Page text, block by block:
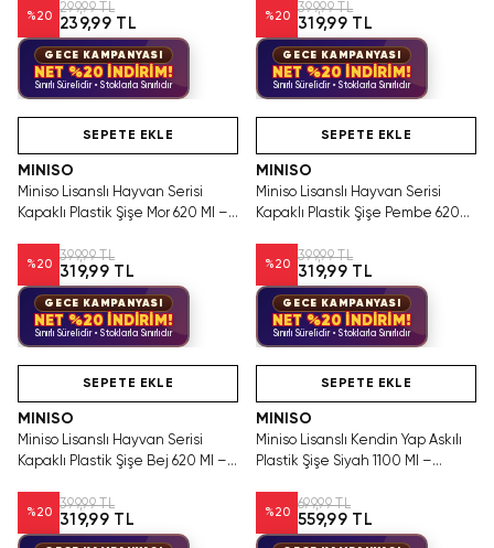
%20
299,99 TL
239,99 TL
GECE KAMPANYASI
NET %20 İNDİRİM!
Sınırlı Sürelidir • Stoklarla Sınırlıdır
%20
399,99 TL
319,99 TL
GECE KAMPANYASI
NET %20 İNDİRİM!
Sınırlı Sürelidir • Stoklarla Sınırlıdır
SEPETE EKLE
MINISO
Miniso Lisanslı Hayvan Serisi
Kapaklı Plastik Şişe Mor 620 Ml –
%20
399,99 TL
319,99 TL
GECE KAMPANYASI
NET %20 İNDİRİM!
Sınırlı Sürelidir • Stoklarla Sınırlıdır
SEPETE EKLE
MINISO
Miniso Lisanslı Hayvan Serisi
Kapaklı Plastik Şişe Pembe 620
%20
399,99 TL
319,99 TL
GECE KAMPANYASI
NET %20 İNDİRİM!
Sınırlı Sürelidir • Stoklarla Sınırlıdır
SEPETE EKLE
MINISO
Miniso Lisanslı Hayvan Serisi
Kapaklı Plastik Şişe Bej 620 Ml –
%20
399,99 TL
319,99 TL
SEPETE EKLE
MINISO
Miniso Lisanslı Kendin Yap Askılı
Plastik Şişe Siyah 1100 Ml –
%20
699,99 TL
559,99 TL